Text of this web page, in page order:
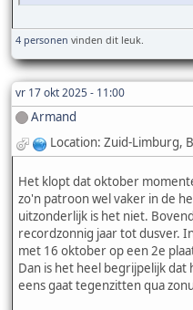
4 personen vinden dit leuk.
vr 17 okt 2025 - 11:00
Armand
Location: Zuid-Limburg,
Het klopt dat oktober
zo'n patroon wel vaker in de
uitzonderlijk is het niet.
recordzonnig jaar tot dusver.
met 16 oktober op een 2e
Dan is het heel begrijpelijk
eens gaat tegenzitten qua